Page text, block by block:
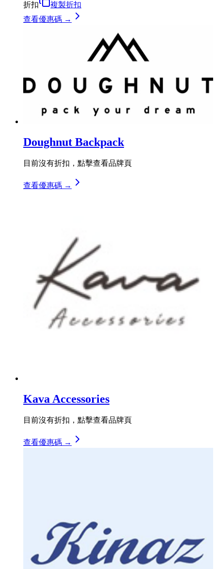
折扣
複製折扣
查看優惠碼 →
Doughnut Backpack
目前沒有折扣，點擊查看品牌頁
查看優惠碼 →
Kava Accessories
目前沒有折扣，點擊查看品牌頁
查看優惠碼 →